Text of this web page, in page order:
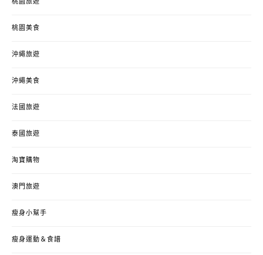
桃園旅遊
桃園美食
沖繩旅遊
沖繩美食
法國旅遊
泰國旅遊
淘寶購物
澳門旅遊
瘦身小幫手
瘦身運動＆食譜